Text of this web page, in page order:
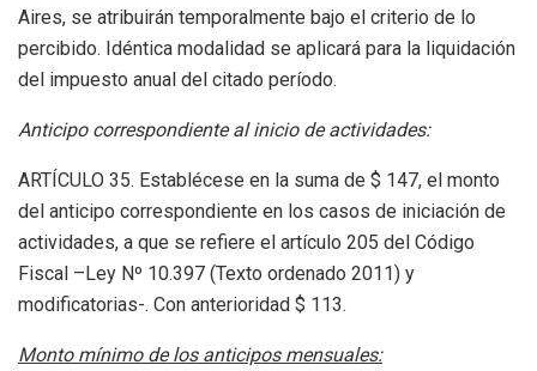
Aires, se atribuirán temporalmente bajo el criterio de lo
percibido. Idéntica modalidad se aplicará para la liquidación
del impuesto anual del citado período.
Anticipo correspondiente al inicio de actividades:
ARTÍCULO 35. Establécese en la suma de $ 147, el monto
del anticipo correspondiente en los casos de iniciación de
actividades, a que se refiere el artículo 205 del Código
Fiscal –Ley Nº 10.397 (Texto ordenado 2011) y
modificatorias-. Con anterioridad $ 113.
Monto mínimo de los anticipos mensuales: